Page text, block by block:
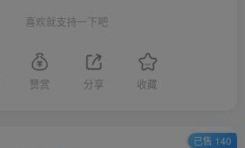
喜欢就支持一下吧
赞赏 分享 收藏
已售 140